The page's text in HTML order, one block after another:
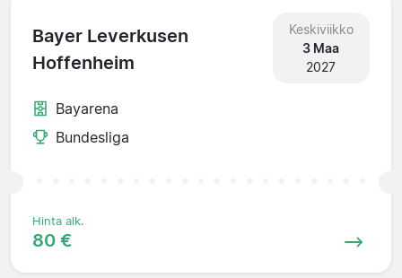
Bayer Leverkusen
Hoffenheim
Keskiviikko
3 Maa
2027
Bayarena
Bundesliga
Hinta alk.
80 €